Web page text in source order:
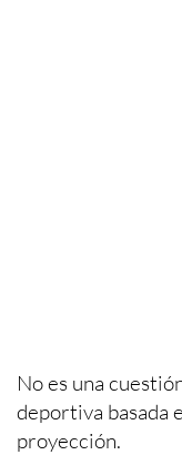
No es una
deportiva basada
proyección.